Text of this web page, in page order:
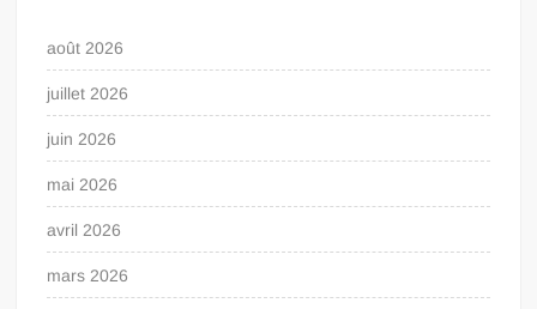
août 2026
juillet 2026
juin 2026
mai 2026
avril 2026
mars 2026